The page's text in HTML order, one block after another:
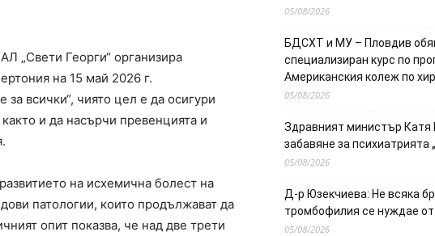
„Свети Георги“ организира
на 15 май 2026 г.
всички“, чиято цел е да осигури
и да насърчи превенцията и
на исхемична болест на
патологии, които продължават да
опит показва, че над две трети
05/08/2026
БДСХТ и МУ – Пловдив
специализиран курс по
Американския колеж по
05/08/2026
Здравният министър Катя
забавяне за психиатрията
05/08/2026
Д-р Юзекчиева: Не всяка
тромбофилия се нуждае
05/08/2026